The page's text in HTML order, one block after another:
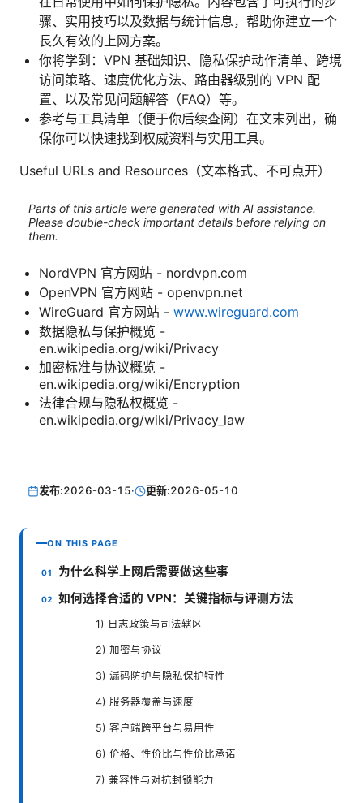
骤、实用技巧以及数据与统计信息，帮助你建立一个
長久有效的上网方案。
你将学到：VPN 基础知识、隐私保护动作清单、跨境
访问策略、速度优化方法、路由器级别的 VPN 配
置、以及常见问题解答（FAQ）等。
参考与工具清单（便于你后续查阅）在文末列出，确
保你可以快速找到权威资料与实用工具。
Useful URLs and Resources（文本格式、不可点开）
Parts of this article were generated with AI assistance.
Please double-check important details before relying on
them.
NordVPN 官方网站 - nordvpn.com
OpenVPN 官方网站 - openvpn.net
WireGuard 官方网站 - www.wireguard.com
数据隐私与保护概览 -
en.wikipedia.org/wiki/Privacy
加密标准与协议概览 -
en.wikipedia.org/wiki/Encryption
法律合规与隐私权概览 -
en.wikipedia.org/wiki/Privacy_law
发布:2026-03-15· 更新:2026-05-10
ON THIS PAGE
为什么科学上网后需要做这些事
如何选择合适的 VPN：关键指标与评测方法
1) 日志政策与司法辖区
2) 加密与协议
3) 漏码防护与隐私保护特性
4) 服务器覆盖与速度
5) 客户端跨平台与易用性
6) 价格、性价比与性价比承诺
7) 兼容性与对抗封锁能力